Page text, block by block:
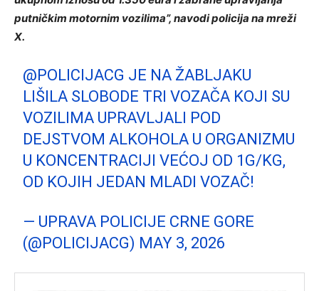
putničkim motornim vozilima”, navodi policija na mreži
X.
@POLICIJACG JE NA ŽABLJAKU
LIŠILA SLOBODE TRI VOZAČA KOJI SU
VOZILIMA UPRAVLJALI POD
DEJSTVOM ALKOHOLA U ORGANIZMU
U KONCENTRACIJI VEĆOJ OD 1G/KG,
OD KOJIH JEDAN MLADI VOZAČ!
— UPRAVA POLICIJE CRNE GORE
(@POLICIJACG) MAY 3, 2026